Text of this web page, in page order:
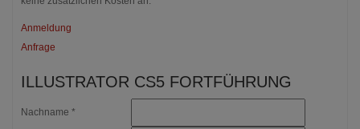
Anmeldung
Anfrage
ILLUSTRATOR CS5 FORTFÜHRUNG
Nachname *